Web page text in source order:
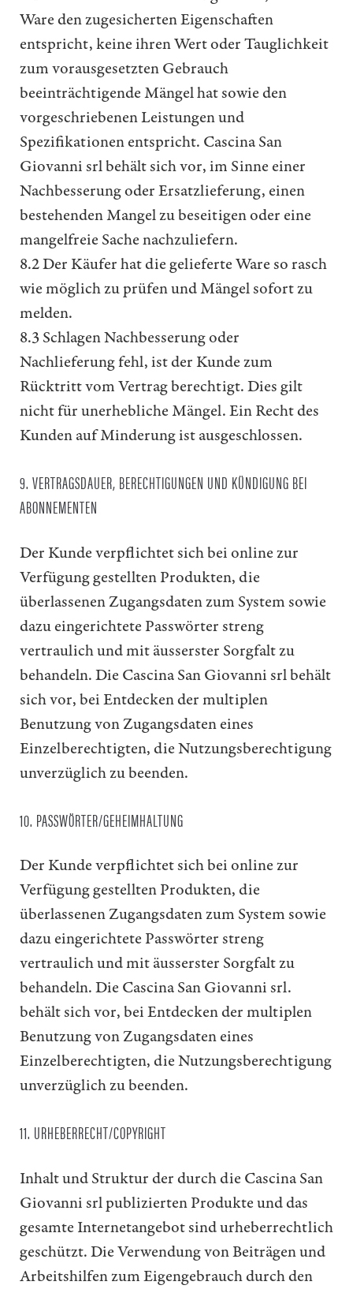
Ware den zugesicherten Eigenschaften
entspricht, keine ihren Wert oder Tauglichkeit
zum vorausgesetzten Gebrauch
beeinträchtigende Mängel hat sowie den
vorgeschriebenen Leistungen und
Spezifikationen entspricht. Cascina San
Giovanni srl behält sich vor, im Sinne einer
Nachbesserung oder Ersatzlieferung, einen
bestehenden Mangel zu beseitigen oder eine
mangelfreie Sache nachzuliefern.
8.2 Der Käufer hat die gelieferte Ware so rasch
wie möglich zu prüfen und Mängel sofort zu
melden.
8.3 Schlagen Nachbesserung oder
Nachlieferung fehl, ist der Kunde zum
Rücktritt vom Vertrag berechtigt. Dies gilt
nicht für unerhebliche Mängel. Ein Recht des
Kunden auf Minderung ist ausgeschlossen.
9. VERTRAGSDAUER, BERECHTIGUNGEN UND KÜNDIGUNG BEI
ABONNEMENTEN
Der Kunde verpflichtet sich bei online zur
Verfügung gestellten Produkten, die
überlassenen Zugangsdaten zum System sowie
dazu eingerichtete Passwörter streng
vertraulich und mit äusserster Sorgfalt zu
behandeln. Die Cascina San Giovanni srl behält
sich vor, bei Entdecken der multiplen
Benutzung von Zugangsdaten eines
Einzelberechtigten, die Nutzungsberechtigung
unverzüglich zu beenden.
10. PASSWÖRTER/GEHEIMHALTUNG
Der Kunde verpflichtet sich bei online zur
Verfügung gestellten Produkten, die
überlassenen Zugangsdaten zum System sowie
dazu eingerichtete Passwörter streng
vertraulich und mit äusserster Sorgfalt zu
behandeln. Die Cascina San Giovanni srl.
behält sich vor, bei Entdecken der multiplen
Benutzung von Zugangsdaten eines
Einzelberechtigten, die Nutzungsberechtigung
unverzüglich zu beenden.
11. URHEBERRECHT/COPYRIGHT
Inhalt und Struktur der durch die Cascina San
Giovanni srl publizierten Produkte und das
gesamte Internetangebot sind urheberrechtlich
geschützt. Die Verwendung von Beiträgen und
Arbeitshilfen zum Eigengebrauch durch den